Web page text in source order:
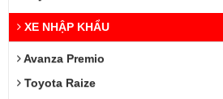
XE NHẬP KHẨU
Avanza Premio
Toyota Raize